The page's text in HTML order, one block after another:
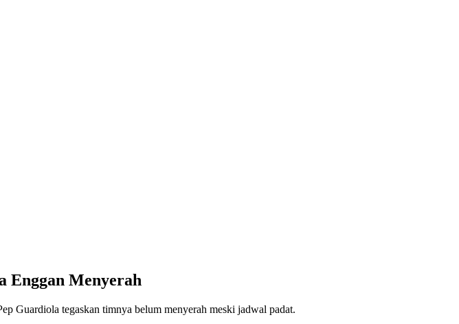
Enggan Menyerah
Guardiola tegaskan timnya belum menyerah meski jadwal padat.